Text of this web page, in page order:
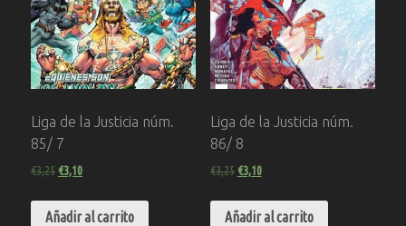
Liga de la Justicia núm.
85/ 7
€3,25€3,10
Añadir al carrito
Liga de la Justicia núm.
86/ 8
€3,25 €3,10
Añadir al carrito